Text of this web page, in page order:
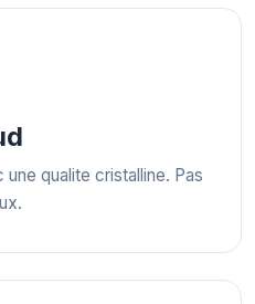
qualite cristalline. Pas